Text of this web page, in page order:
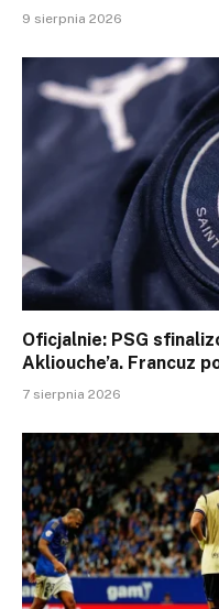
9 sierpnia 2026
Oficjalnie: PSG
Akliouche’a. Francuz
7 sierpnia 2026